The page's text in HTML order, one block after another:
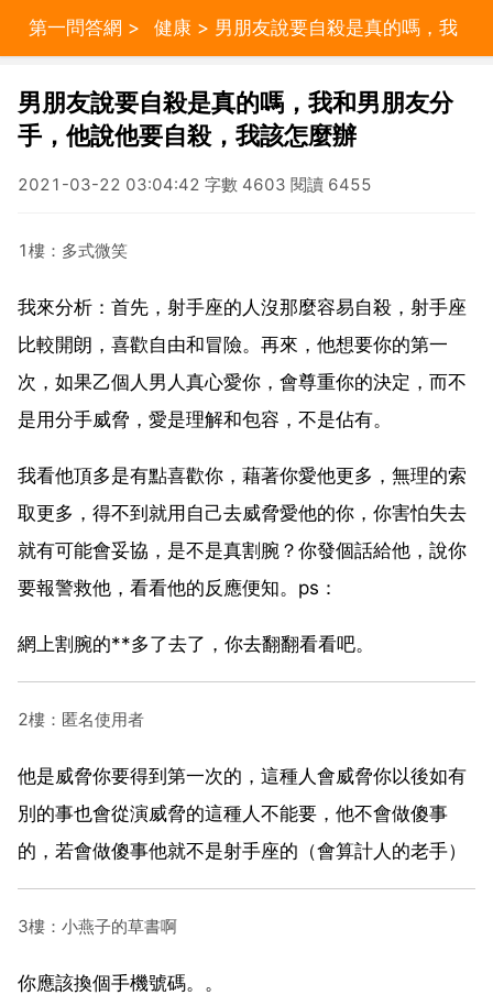
第一問答網 > 健康 > 男朋友說要自殺是真的嗎，我
男朋友說要自殺是真的嗎，我和男朋友分
手，他說他要自殺，我該怎麼辦
2021-03-22 03:04:42 字數 4603 閱讀 6455
1樓：多式微笑
我來分析：首先，射手座的人沒那麼容易自殺，射手座
比較開朗，喜歡自由和冒險。再來，他想要你的第一
次，如果乙個人男人真心愛你，會尊重你的決定，而不
是用分手威脅，愛是理解和包容，不是佔有。
我看他頂多是有點喜歡你，藉著你愛他更多，無理的索
取更多，得不到就用自己去威脅愛他的你，你害怕失去
就有可能會妥協，是不是真割腕？你發個話給他，說你
要報警救他，看看他的反應便知。ps：
網上割腕的**多了去了，你去翻翻看看吧。
2樓：匿名使用者
他是威脅你要得到第一次的，這種人會威脅你以後如有
別的事也會從演威脅的這種人不能要，他不會做傻事
的，若會做傻事他就不是射手座的（會算計人的老手）
3樓：小燕子的草書啊
你應該換個手機號碼。。